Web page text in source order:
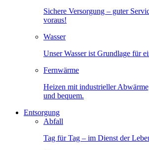
Sichere Versorgung – guter
voraus!
Wasser
Unser Wasser ist Grundlage für
Fernwärme
Heizen mit industrieller
und bequem.
Entsorgung
Abfall
Tag für Tag – im Dienst der